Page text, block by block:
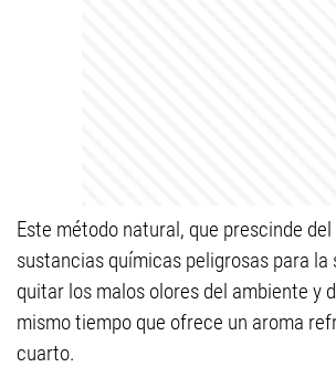
Este método natural, que prescinde del
sustancias químicas peligrosas para la
quitar los malos olores del ambiente y
mismo tiempo que ofrece un aroma
cuarto.